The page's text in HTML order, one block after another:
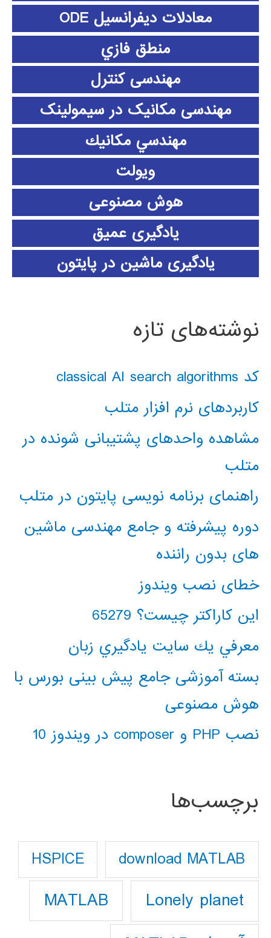
معادلات دیفرانسیل ODE
منطق فازي
مهندسی کنترل
مهندسی مکانیک در سیمولینک
مهندسي مكانيك
ویولت
هوش مصنوعی
یادگیری عمیق
یادگیری ماشین در پایتون
نوشته‌های تازه
کد classical AI search algorithms
کاربردهای نرم افزار متلب
مشاهده واحدهای پشتیبانی شونده در
متلب
راهنمای برنامه نویسی پایتون در متلب
دوره پیشرفته و جامع مهندسی ماشین
های بدون راننده
خطای نصب ویندوز
این کاراکتر چیست؟ 65279
معرفي يك سايت يادگيري زبان
بسته آموزشی جامع پیش بینی بورس با
هوش مصنوعی
نصب PHP و composer در ویندوز 10
برچسب‌ها
download MATLAB
HSPICE
Lonely planet
MATLAB